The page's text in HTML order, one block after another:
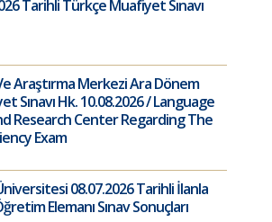
Tarihli Türkçe Muafiyet Sınavı
Araştırma Merkezi Ara Dönem
Sınavı Hk. 10.08.2026 / Language
Research Center Regarding The
Exam
08.07.2026 Tarihli İlanla
Elemanı Sınav Sonuçları